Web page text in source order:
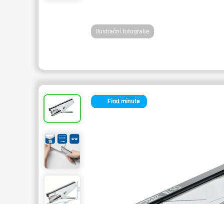
Ilustrační fotografie
First minute